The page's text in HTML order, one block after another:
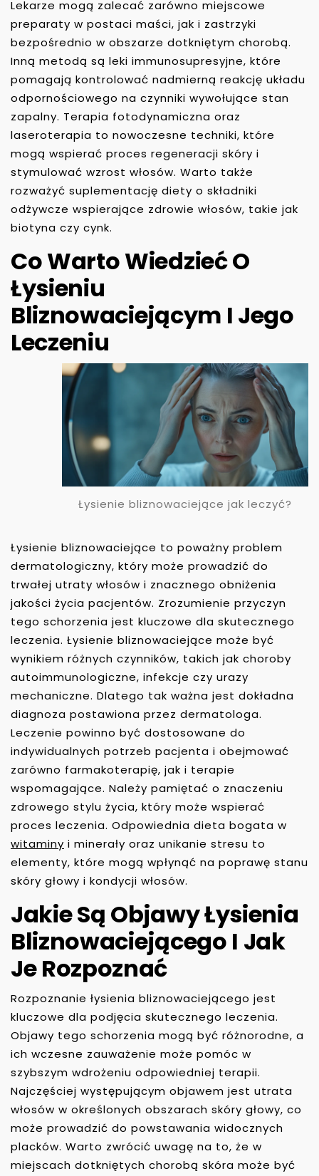
Lekarze mogą zalecać zarówno miejscowe
preparaty w postaci maści, jak i zastrzyki
bezpośrednio w obszarze dotkniętym chorobą.
Inną metodą są leki immunosupresyjne, które
pomagają kontrolować nadmierną reakcję układu
odpornościowego na czynniki wywołujące stan
zapalny. Terapia fotodynamiczna oraz
laseroterapia to nowoczesne techniki, które
mogą wspierać proces regeneracji skóry i
stymulować wzrost włosów. Warto także
rozważyć suplementację diety o składniki
odżywcze wspierające zdrowie włosów, takie jak
biotyna czy cynk.
Co Warto Wiedzieć O
Łysieniu
Bliznowaciejącym I Jego
Leczeniu
Łysienie bliznowaciejące jak leczyć?
Łysienie bliznowaciejące to poważny problem
dermatologiczny, który może prowadzić do
trwałej utraty włosów i znacznego obniżenia
jakości życia pacjentów. Zrozumienie przyczyn
tego schorzenia jest kluczowe dla skutecznego
leczenia. Łysienie bliznowaciejące może być
wynikiem różnych czynników, takich jak choroby
autoimmunologiczne, infekcje czy urazy
mechaniczne. Dlatego tak ważna jest dokładna
diagnoza postawiona przez dermatologa.
Leczenie powinno być dostosowane do
indywidualnych potrzeb pacjenta i obejmować
zarówno farmakoterapię, jak i terapie
wspomagające. Należy pamiętać o znaczeniu
zdrowego stylu życia, który może wspierać
proces leczenia. Odpowiednia dieta bogata w
witaminy i minerały oraz unikanie stresu to
elementy, które mogą wpłynąć na poprawę stanu
skóry głowy i kondycji włosów.
Jakie Są Objawy Łysienia
Bliznowaciejącego I Jak
Je Rozpoznać
Rozpoznanie łysienia bliznowaciejącego jest
kluczowe dla podjęcia skutecznego leczenia.
Objawy tego schorzenia mogą być różnorodne, a
ich wczesne zauważenie może pomóc w
szybszym wdrożeniu odpowiedniej terapii.
Najczęściej występującym objawem jest utrata
włosów w określonych obszarach skóry głowy, co
może prowadzić do powstawania widocznych
placków. Warto zwrócić uwagę na to, że w
miejscach dotkniętych chorobą skóra może być